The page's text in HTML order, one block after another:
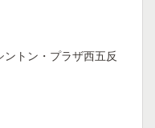
トン・プラザ西五反